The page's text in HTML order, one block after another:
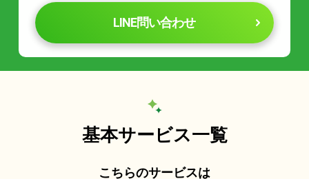
LINE問い合わせ
基本サービス一覧
こちらのサービスは